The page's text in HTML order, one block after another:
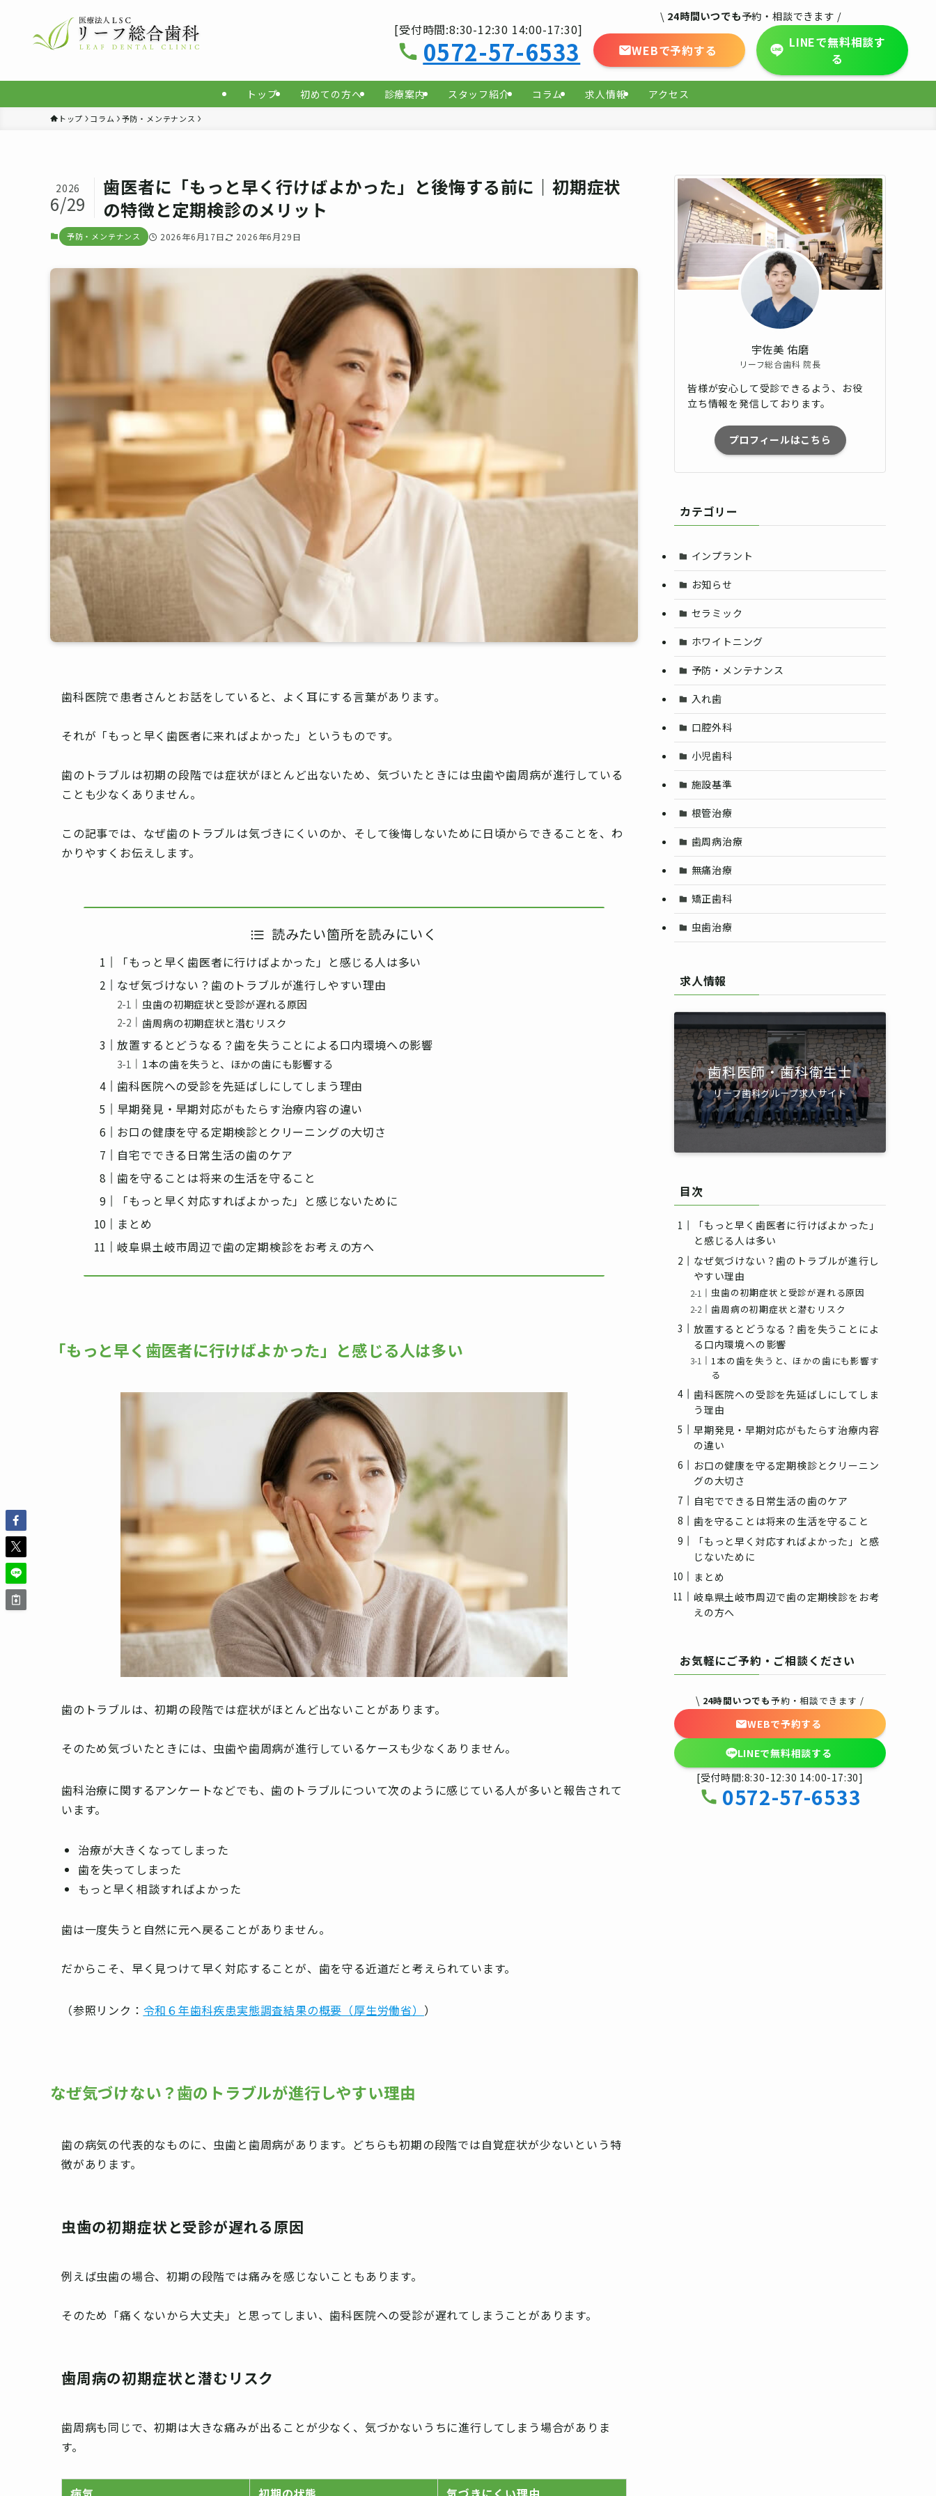
トップ 初めての方へ 診療案内 スタッフ紹介 コラム 求人情報 アクセス
[受付時間:8:30-12:30 14:00-17:30]
0572-57-6533
\ 24時間いつでも予約・相談できます /
WEBで予約する
LINEで無料相談す
る
トップ コラム 予防・メンテナンス
歯医者に「もっと早く行けばよかった」と後悔する前に｜初期症状
の特徴と定期検診のメリット
2026
6/29
予防・メンテナンス 2026年6月17日 2026年6月29日
歯科医院で患者さんとお話をしていると、よく耳にする言葉があります。
それが「もっと早く歯医者に来ればよかった」というものです。
歯のトラブルは初期の段階では症状がほとんど出ないため、気づいたときには虫歯や歯周病が進行している
ことも少なくありません。
この記事では、なぜ歯のトラブルは気づきにくいのか、そして後悔しないために日頃からできることを、わ
かりやすくお伝えします。
読みたい箇所を読みにいく
「もっと早く歯医者に行けばよかった」と感じる人は多い
なぜ気づけない？歯のトラブルが進行しやすい理由
虫歯の初期症状と受診が遅れる原因
歯周病の初期症状と潜むリスク
放置するとどうなる？歯を失うことによる口内環境への影響
1本の歯を失うと、ほかの歯にも影響する
歯科医院への受診を先延ばしにしてしまう理由
早期発見・早期対応がもたらす治療内容の違い
お口の健康を守る定期検診とクリーニングの大切さ
自宅でできる日常生活の歯のケア
歯を守ることは将来の生活を守ること
「もっと早く対応すればよかった」と感じないために
まとめ
岐阜県土岐市周辺で歯の定期検診をお考えの方へ
「もっと早く歯医者に行けばよかった」と感じる人は多い
歯のトラブルは、初期の段階では症状がほとんど出ないことがあります。
そのため気づいたときには、虫歯や歯周病が進行しているケースも少なくありません。
歯科治療に関するアンケートなどでも、歯のトラブルについて次のように感じている人が多いと報告されて
います。
治療が大きくなってしまった
歯を失ってしまった
もっと早く相談すればよかった
歯は一度失うと自然に元へ戻ることがありません。
だからこそ、早く見つけて早く対応することが、歯を守る近道だと考えられています。
（参照リンク： 令和６年歯科疾患実態調査結果の概要（厚生労働省） ）
なぜ気づけない？歯のトラブルが進行しやすい理由
歯の病気の代表的なものに、虫歯と歯周病があります。どちらも初期の段階では自覚症状が少ないという特
徴があります。
虫歯の初期症状と受診が遅れる原因
例えば虫歯の場合、初期の段階では痛みを感じないこともあります。
そのため「痛くないから大丈夫」と思ってしまい、歯科医院への受診が遅れてしまうことがあります。
歯周病の初期症状と潜むリスク
歯周病も同じで、初期は大きな痛みが出ることが少なく、気づかないうちに進行してしまう場合がありま
す。
宇佐美 佑磨
リーフ総合歯科 院長
皆様が安心して受診できるよう、お役
立ち情報を発信しております。
プロフィールはこちら
カテゴリー
インプラント
お知らせ
セラミック
ホワイトニング
予防・メンテナンス
入れ歯
口腔外科
小児歯科
施設基準
根管治療
歯周病治療
無痛治療
矯正歯科
虫歯治療
求人情報
歯科医師・歯科衛生士
リーフ歯科グループ求人サイト
目次
「もっと早く歯医者に行けばよかった」
と感じる人は多い
なぜ気づけない？歯のトラブルが進行し
やすい理由
虫歯の初期症状と受診が遅れる原因
歯周病の初期症状と潜むリスク
放置するとどうなる？歯を失うことによ
る口内環境への影響
1本の歯を失うと、ほかの歯にも影響す
る
歯科医院への受診を先延ばしにしてしま
う理由
早期発見・早期対応がもたらす治療内容
の違い
お口の健康を守る定期検診とクリーニン
グの大切さ
自宅でできる日常生活の歯のケア
歯を守ることは将来の生活を守ること
「もっと早く対応すればよかった」と感
じないために
まとめ
岐阜県土岐市周辺で歯の定期検診をお考
えの方へ
お気軽にご予約・ご相談ください
\ 24時間いつでも予約・相談できます /
WEBで予約する
LINEで無料相談する
[受付時間:8:30-12:30 14:00-17:30]
0572-57-6533